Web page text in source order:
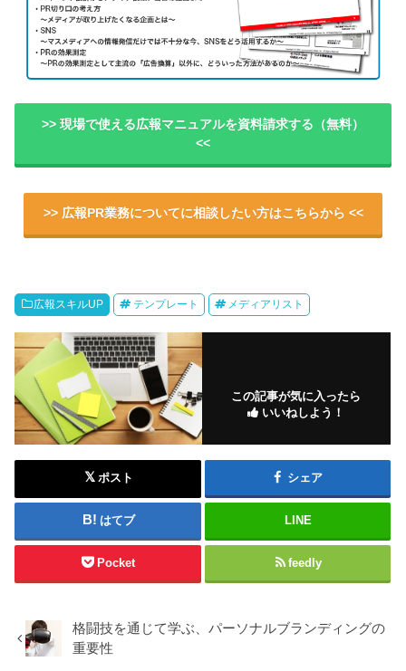
>> 現場で使える広報マニュアルを資料請求する（無料）
<<
>> 広報PR業務についてに相談したい方はこちらから <<
広報スキルUP テンプレート メディアリスト
この記事が気に入ったら
いいねしよう！
ポスト シェア
はてブ LINE
Pocket feedly
格闘技を通じて学ぶ、パーソナルブランディングの
重要性